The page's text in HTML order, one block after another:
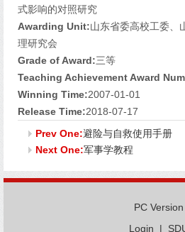
式影响的对照研究
Awarding Unit:山东省委高校工委、
理研究会
Grade of Award:三等
Teaching Achievement Award
Winning Time:2007-01-01
Release Time:2018-07-17
Prev One:避险与自救使用手册
Next One:军事学教程
PC Version
Login |